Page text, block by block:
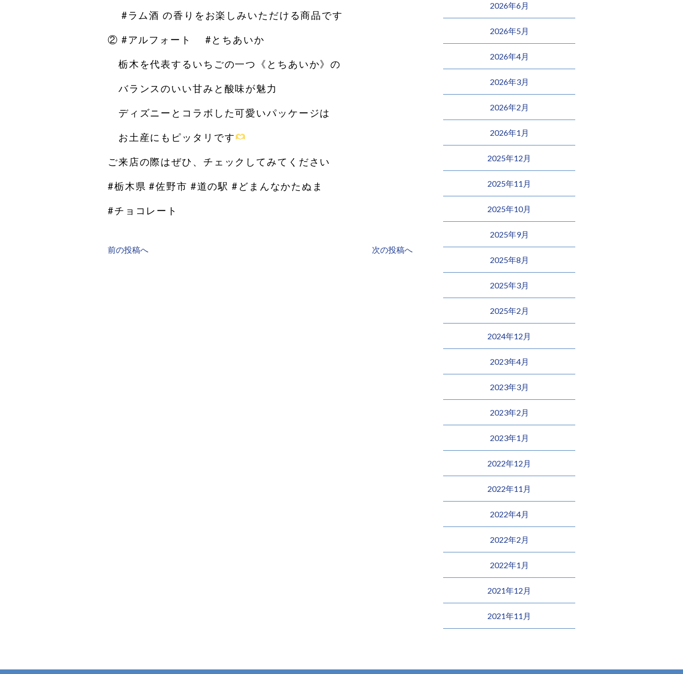
#ラム酒 の香りをお楽しみいただける商品です
② #アルフォート #とちあいか
栃木を代表するいちごの一つ《とちあいか》の
バランスのいい甘みと酸味が魅力
ディズニーとコラボした可愛いパッケージは
お土産にもピッタリです
ご来店の際はぜひ、チェックしてみてください
#栃木県 #佐野市 #道の駅 #どまんなかたぬま
#チョコレート
前の投稿へ 次の投稿へ
2026年6月
2026年5月
2026年4月
2026年3月
2026年2月
2026年1月
2025年12月
2025年11月
2025年10月
2025年9月
2025年8月
2025年3月
2025年2月
2024年12月
2023年4月
2023年3月
2023年2月
2023年1月
2022年12月
2022年11月
2022年4月
2022年2月
2022年1月
2021年12月
2021年11月